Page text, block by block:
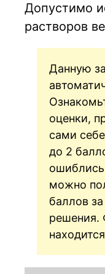
Допустимо
растворов
Данную
оценки,
сами
до 2
можно
баллов
решения.